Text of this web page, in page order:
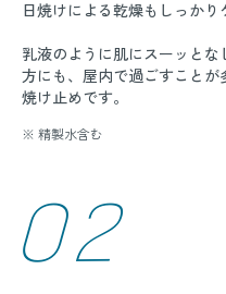
日焼けによる乾燥もしっかり
乳液のように肌にスーッと
方にも、屋内で過ごすこと
焼け止めです。
※ 精製水含む
02